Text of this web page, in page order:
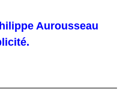
Aurousseau